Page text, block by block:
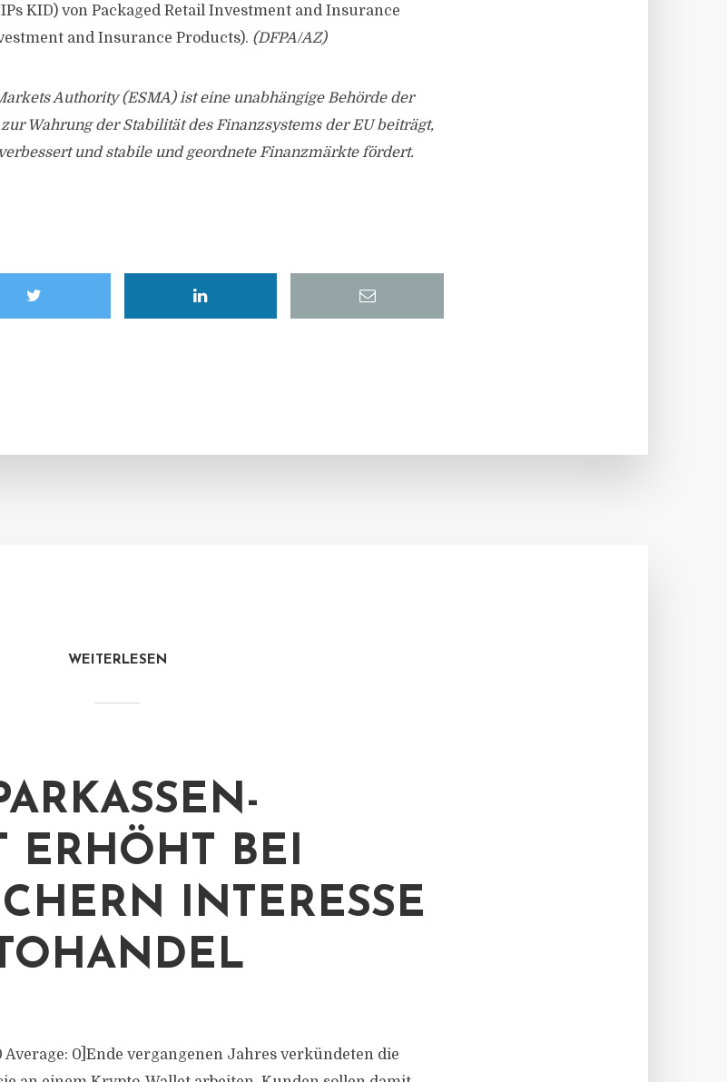
KID) von Packaged Retail Investment and Insurance
and Insurance Products). (DFPA/AZ)
Authority (ESMA) ist eine unabhängige Behörde der
Wahrung der Stabilität des Finanzsystems der EU beiträgt,
und stabile und geordnete Finanzmärkte fördert.
WEITERLESEN
ERHÖHT BEI
INTERESSE
Average: 0]Ende vergangenen Jahres verkündeten die